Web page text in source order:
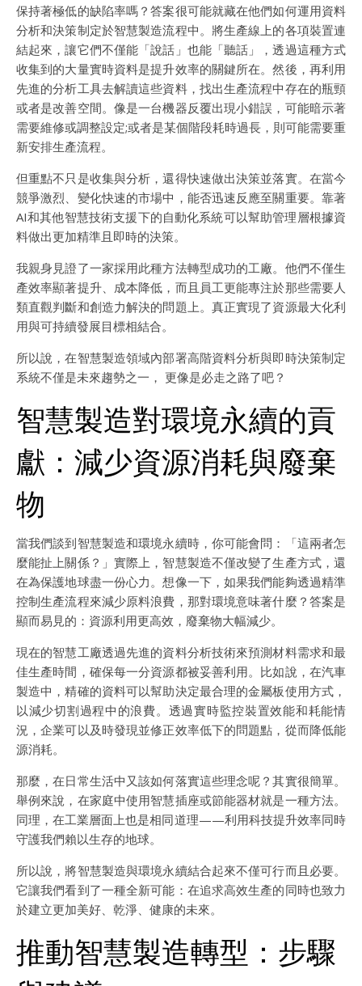
保持著極低的缺陷率嗎？答案很可能就藏在他們如何運用資料
分析和決策制定於智慧製造流程中。將生產線上的各項裝置連
結起來，讓它們不僅能「說話」也能「聽話」，透過這種方式
收集到的大量實時資料是提升效率的關鍵所在。然後，再利用
先進的分析工具去解讀這些資料，找出生產流程中存在的瓶頸
或者是改善空間。像是一台機器反覆出現小錯誤，可能暗示著
需要維修或調整設定;或者是某個階段耗時過長，則可能需要重
新安排生產流程。
但重點不只是收集與分析，還得快速做出決策並落實。在當今
競爭激烈、變化快速的市場中，能否迅速反應至關重要。靠著
AI和其他智慧技術支援下的自動化系統可以幫助管理層根據資
料做出更加精準且即時的決策。
我親身見證了一家採用此種方法轉型成功的工廠。他們不僅生
產效率顯著提升、成本降低，而且員工更能專注於那些需要人
類直觀判斷和創造力解決的問題上。真正實現了資源最大化利
用與可持續發展目標相結合。
所以說，在智慧製造領域內部署高階資料分析與即時決策制定
系統不僅是未來趨勢之一， 更像是必走之路了吧？
智慧製造對環境永續的貢
獻：減少資源消耗與廢棄
物
當我們談到智慧製造和環境永續時，你可能會問：「這兩者怎
麼能扯上關係？」實際上，智慧製造不僅改變了生產方式，還
在為保護地球盡一份心力。想像一下，如果我們能夠透過精準
控制生產流程來減少原料浪費，那對環境意味著什麼？答案是
顯而易見的：資源利用更高效，廢棄物大幅減少。
現在的智慧工廠透過先進的資料分析技術來預測材料需求和最
佳生產時間，確保每一分資源都被妥善利用。比如說，在汽車
製造中，精確的資料可以幫助決定最合理的金屬板使用方式，
以減少切割過程中的浪費。透過實時監控裝置效能和耗能情
況，企業可以及時發現並修正效率低下的問題點，從而降低能
源消耗。
那麼，在日常生活中又該如何落實這些理念呢？其實很簡單。
舉例來說，在家庭中使用智慧插座或節能器材就是一種方法。
同理，在工業層面上也是相同道理——利用科技提升效率同時
守護我們賴以生存的地球。
所以說，將智慧製造與環境永續結合起來不僅可行而且必要。
它讓我們看到了一種全新可能：在追求高效生產的同時也致力
於建立更加美好、乾淨、健康的未來。
推動智慧製造轉型：步驟